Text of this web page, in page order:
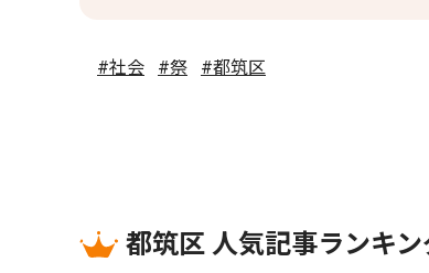
#社会 #祭 #都筑区
都筑区 人気記事ランキン